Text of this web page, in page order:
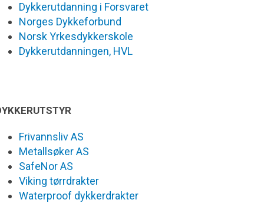
Dykkerutdanning i Forsvaret
Norges Dykkeforbund
Norsk Yrkesdykkerskole
Dykkerutdanningen, HVL
Frivannsliv AS
Metallsøker AS
SafeNor AS
Viking tørrdrakter
Waterproof dykkerdrakter